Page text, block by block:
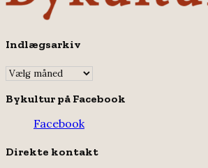
Indlægsarkiv
Indlægsarkiv
Bykultur på Facebook
Facebook
Direkte kontakt